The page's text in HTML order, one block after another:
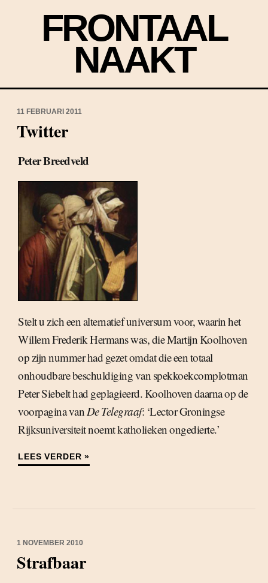
FRONTAAL
NAAKT
11 FEBRUARI 2011
Twitter
Peter Breedveld
Stelt u zich een alternatief universum voor, waarin het
Willem Frederik Hermans was, die Martijn Koolhoven
op zijn nummer had gezet omdat die een totaal
onhoudbare beschuldiging van spekkoekcomplotman
Peter Siebelt had geplagieerd. Koolhoven daarna op de
voorpagina vanDe Telegraaf: ‘Lector Groningse
Rijksuniversiteit noemt katholieken ongedierte.’
LEES VERDER »
1 NOVEMBER 2010
Strafbaar